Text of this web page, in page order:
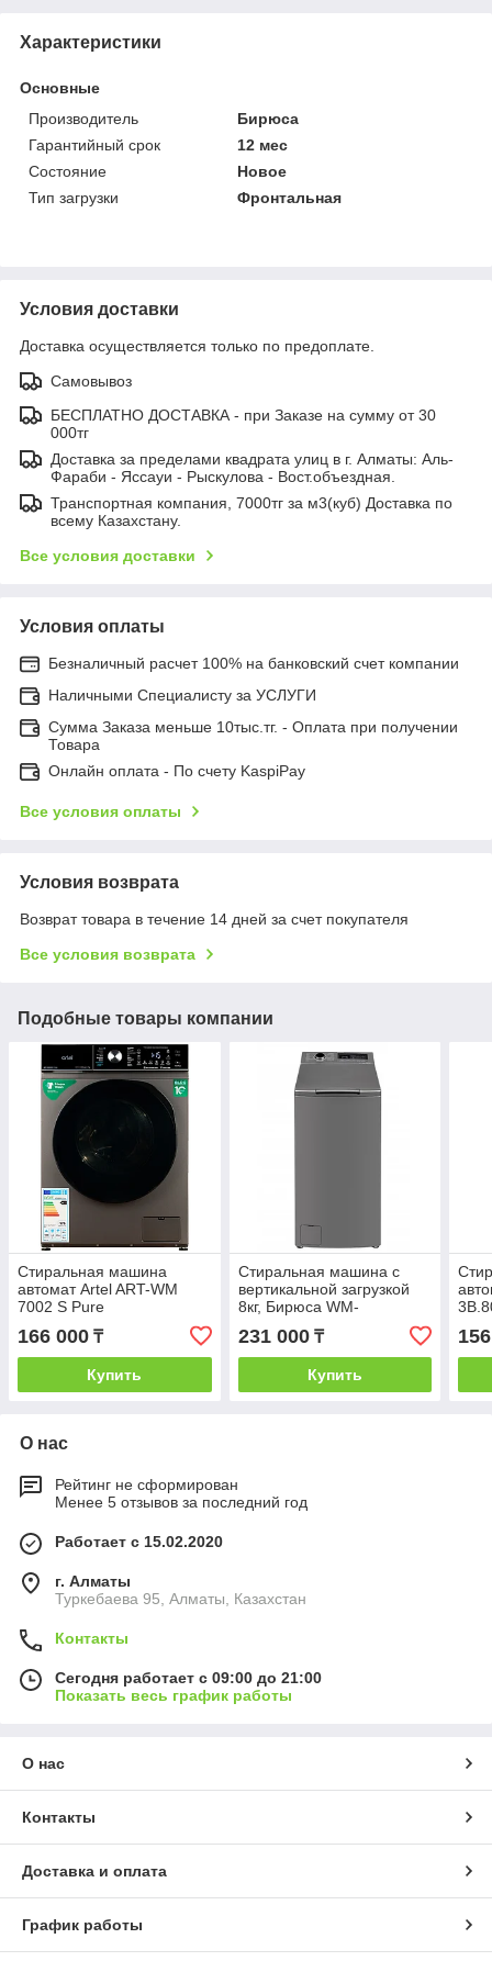
Характеристики
Основные
Производитель
Бирюса
Гарантийный срок
12 мес
Состояние
Новое
Тип загрузки
Фронтальная
Условия доставки
Доставка осуществляется только по предоплате.
Самовывоз
БЕСПЛАТНО ДОСТАВКА - при Заказе на сумму от 30
000тг
Доставка за пределами квадрата улиц в г. Алматы: Аль-
Фараби - Яссауи - Рыскулова - Вост.объездная.
Транспортная компания, 7000тг за м3(куб) Доставка по
всему Казахстану.
Все условия доставки
Условия оплаты
Безналичный расчет 100% на банковский счет компании
Наличными Специалисту за УСЛУГИ
Сумма Заказа меньше 10тыс.тг. - Оплата при получении
Товара
Онлайн оплата - По счету KaspiPay
Все условия оплаты
Условия возврата
Возврат товара в течение 14 дней за счет покупателя
Все условия возврата
Подобные товары компании
Стиральная машина
автомат Artel ART-WM
7002 S Pure
166 000 ₸
Купить
Стиральная машина с
вертикальной загрузкой
8кг, Бирюса WM-
МТ813/05М серый
231 000₸
Купить
О нас
Рейтинг не сформирован
Менее 5 отзывов за последний год
Работает с 15.02.2020
г. Алматы
Туркебаева 95, Алматы, Казахстан
Контакты
Сегодня работает с 09:00 до 21:00
Показать весь график работы
О нас
Контакты
Доставка и оплата
График работы